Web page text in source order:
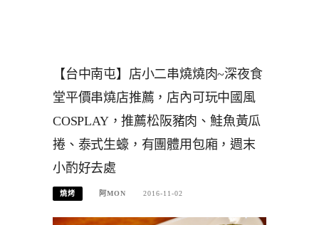
【台中南屯】店小二串燒燒肉~深夜食
堂平價串燒店推薦，店內可玩中國風
COSPLAY，推薦松阪豬肉、鮭魚黃瓜
捲、泰式生蠔，有團體用包廂，週末
小酌好去處
燒烤 阿MON 2016-11-02